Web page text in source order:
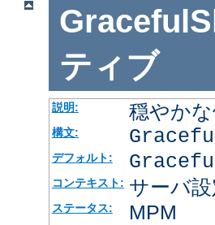
ティブ
説明: 穏やか
構文:
デフォルト:
コンテキスト: サーバ
ステータス: MPM